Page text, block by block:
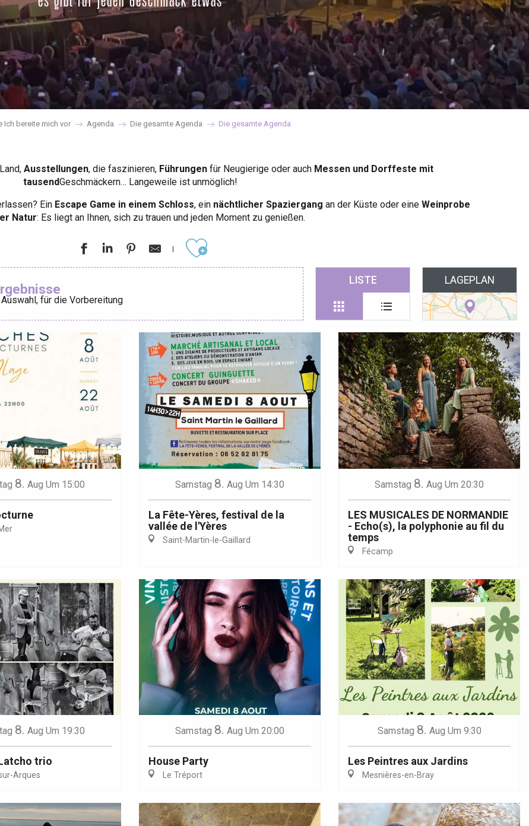
2h30
Bresle
Ich bereite mich vor Agenda Die gesamte Agenda Die gesamte Agenda
Ausstellungen, die faszinieren, Führungenfür Neugierige oder auch Messen und Dorffeste mit
tausendGeschmäckern… Langeweile ist unmöglich!
Ein Escape Game in einem Schloss, ein nächtlicher Spaziergang an der Küste oder eine Weinprobe
Natur: Es liegt an Ihnen, sich zu trauen und jeden Moment zu genießen.
Ajouter aux favoris
für die Vorbereitung
LISTE LAGEPLAN
8. Aug Um 15:00 Samstag 8. Aug Um 14:30
La Fête-Yères, festival de la
vallée de l'Yères
Saint-Martin-le-Gaillard
Samstag 8. Aug Um 20:30
LES MUSICALES DE NORMANDIE
- Echo(s), la polyphonie au fil du
temps
Fécamp
8. Aug Um 19:30
trio
Arques
Samstag 8. Aug Um 20:00
House Party
Le Tréport
Samstag 8. Aug Um 9:30
Les Peintres aux Jardins
Mesnières-en-Bray